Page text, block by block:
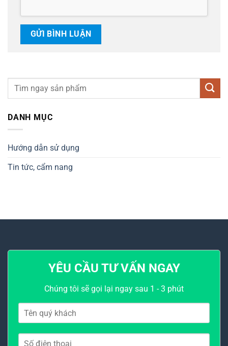
DANH MỤC
Hướng dẫn sử dụng
Tin tức, cẩm nang
YÊU CẦU TƯ VẤN NGAY
Chúng tôi sẽ gọi lại ngay sau 1 - 3 phút